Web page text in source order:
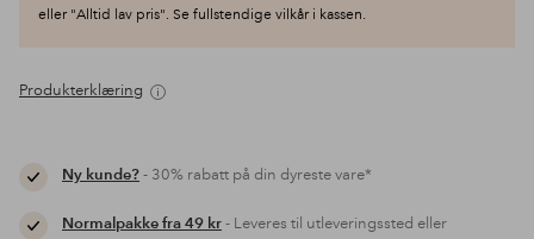
eller "Alltid lav pris". Se fullstendige vilkår i kassen.
Produkterklæring
Ny kunde?- 30% rabatt på din dyreste vare*
Normalpakke fra 49 kr- Leveres til utleveringssted eller